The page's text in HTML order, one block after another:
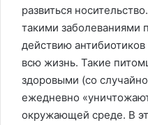
развиться
такими заболеваниями
действию
всю жизнь. Такие
здоровыми (со
ежедневно
окружающей среде. В